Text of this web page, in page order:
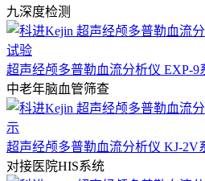
九深度检测
超声经颅多普勒血流分析仪 EXP-9
中老年脑血管筛查
超声经颅多普勒血流分析仪 KJ-2V
对接医院HIS系统